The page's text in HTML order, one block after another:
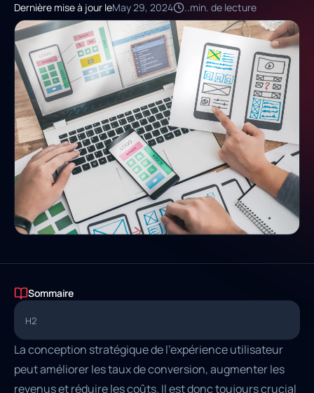
Dernière mise à jour leMay 29, 2024 ..min. de lecture
Sommaire
H2
La conception stratégique de l'expérience utilisateur
peut améliorer les taux de conversion, augmenter les
revenus et réduire les coûts. Il est donc toujours crucial